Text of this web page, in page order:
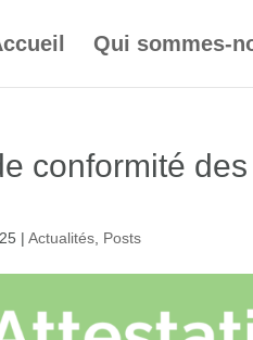
Qui sommes-
conformité
|Actualités Posts